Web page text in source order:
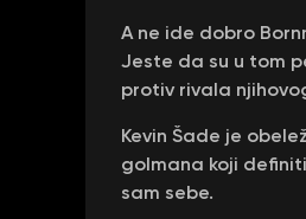
A ne ide dobro
Jeste da su u tom
protiv rivala
Kevin Šade je
golmana koji
sam sebe.